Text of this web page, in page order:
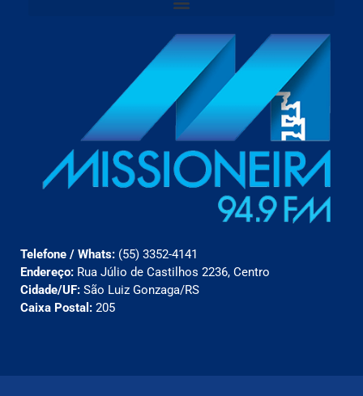
Telefone / Whats: (55) 3352-4141
Endereço: Rua Júlio de Castilhos 2236, Centro
Cidade/UF: São Luiz Gonzaga/RS
Caixa Postal: 205